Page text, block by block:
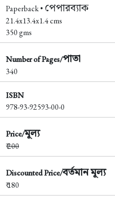
Paperback • পেপারব্যাক
21.4x13.4x1.4 cms
350 gms
Number of Pages/পাতা
340
ISBN
978-93-92593-00-0
Price/মূল্য
₹200
Discounted Price/বর্তমান মূল্য
₹ 180